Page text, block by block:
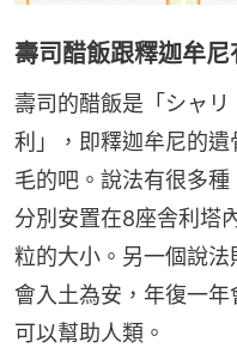
壽司醋飯跟釋迦牟尼
壽司的醋飯是「シャ
利」，即釋迦牟尼的
毛的吧。說法有很多
分別安置在8座舎利塔
粒的大小。另一個說
會入土為安，年復一年
可以幫助人類。